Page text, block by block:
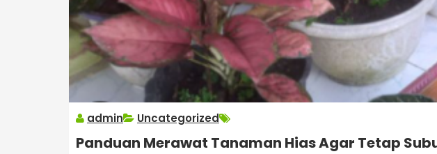
admin Uncategorized
Panduan Merawat Tanaman Hias Agar Tetap